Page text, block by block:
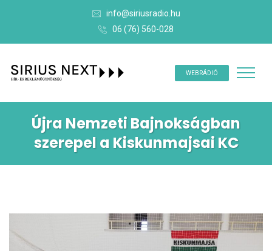
info@siriusradio.hu
06 (76) 560-028
WEBRÁDIÓ
Újra Nemzeti Bajnokságban
szerepel a Kiskunmajsai KC